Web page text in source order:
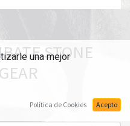
STONE
una mejor
Política de Cookies Acepto